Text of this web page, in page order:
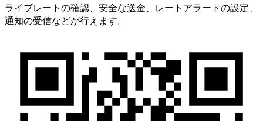
ライブレートの確認、安全な送金、レートアラートの設定、
通知の受信などが行えます。